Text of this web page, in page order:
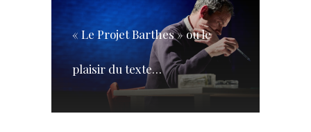
« Le Projet Barthes » ou le
plaisir du texte…